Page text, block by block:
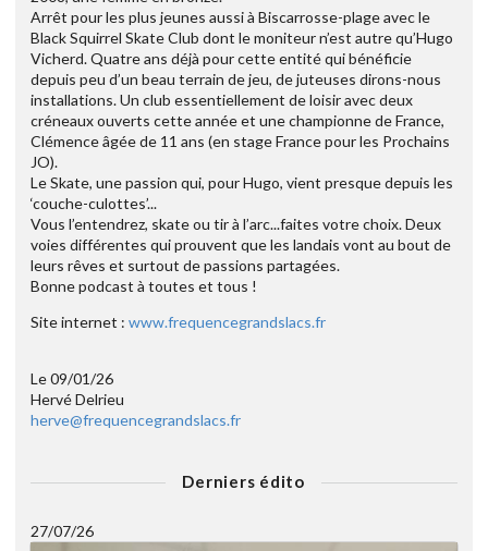
Arrêt pour les plus jeunes aussi à Biscarrosse-plage avec le
Black Squirrel Skate Club dont le moniteur n’est autre qu’Hugo
Vicherd. Quatre ans déjà pour cette entité qui bénéficie
depuis peu d’un beau terrain de jeu, de juteuses dirons-nous
installations. Un club essentiellement de loisir avec deux
créneaux ouverts cette année et une championne de France,
Clémence âgée de 11 ans (en stage France pour les Prochains
JO).
Le Skate, une passion qui, pour Hugo, vient presque depuis les
‘couche-culottes’...
Vous l’entendrez, skate ou tir à l’arc...faites votre choix. Deux
voies différentes qui prouvent que les landais vont au bout de
leurs rêves et surtout de passions partagées.
Bonne podcast à toutes et tous !
Site internet : www.frequencegrandslacs.fr
Le 09/01/26
Hervé Delrieu
herve@frequencegrandslacs.fr
Derniers édito
27/07/26